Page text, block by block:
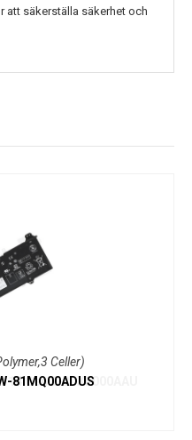
att säkerställa säkerhet och
Celler)
81MQ00ADUS